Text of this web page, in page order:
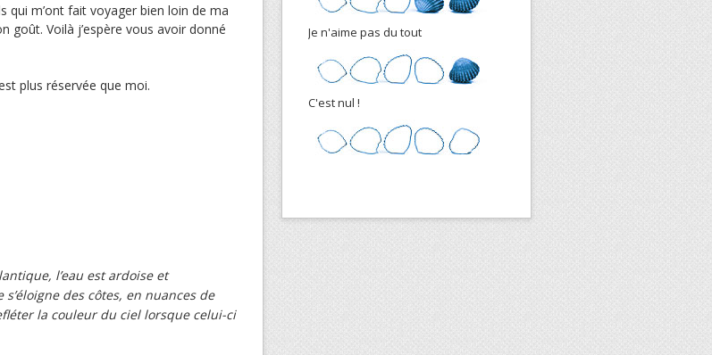
qui m’ont fait voyager bien loin de ma
goût. Voilà j’espère vous avoir donné
plus réservée que moi.
l’eau est ardoise et
des côtes, en nuances de
la couleur du ciel lorsque celui-ci
Je n'aime pas du tout
C'est nul !